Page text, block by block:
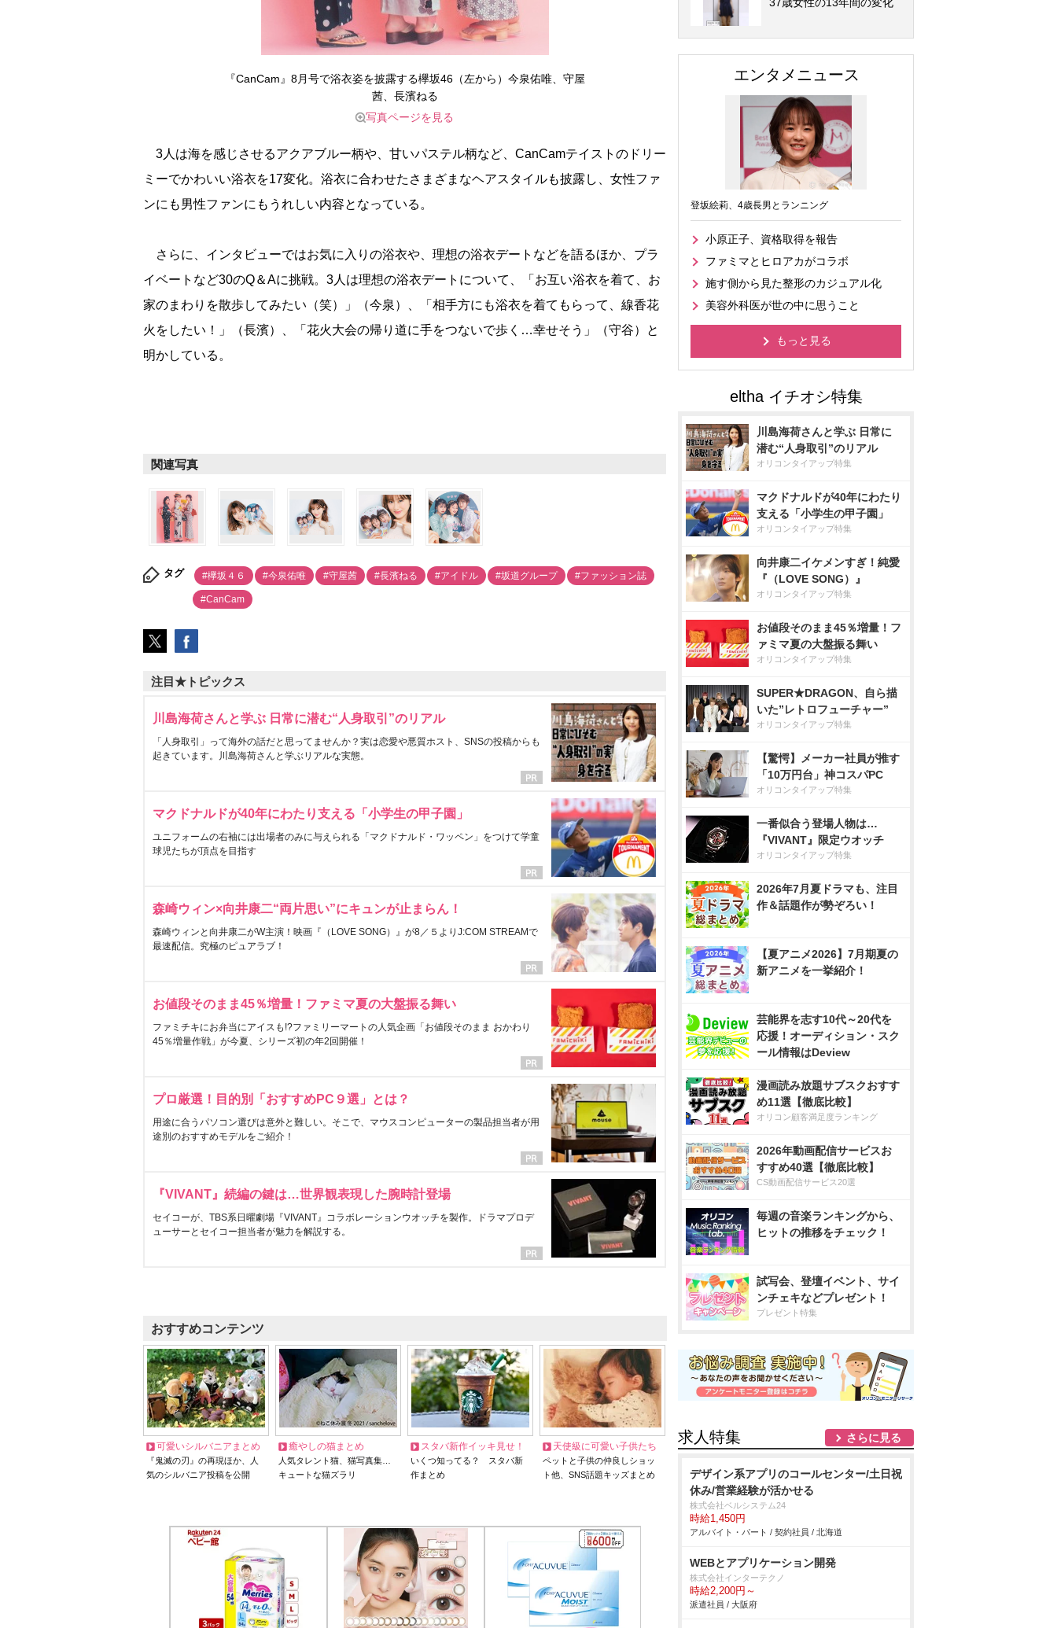
『CanCam』8月号で浴衣姿を披露する欅坂46（左から）今泉佑唯、守屋
茜、長濱ねる
写真ページを見る
3人は海を感じさせるアクアブルー柄や、甘いパステル柄など、CanCamテイストのドリー
ミーでかわいい浴衣を17変化。浴衣に合わせたさまざまなヘアスタイルも披露し、女性ファ
ンにも男性ファンにもうれしい内容となっている。
さらに、インタビューではお気に入りの浴衣や、理想の浴衣デートなどを語るほか、プラ
イベートなど30のQ＆Aに挑戦。3人は理想の浴衣デートについて、「お互い浴衣を着て、お
家のまわりを散歩してみたい（笑）」（今泉）、「相手方にも浴衣を着てもらって、線香花
火をしたい！」（長濱）、「花火大会の帰り道に手をつないで歩く…幸せそう」（守谷）と
明かしている。
関連写真
タグ #欅坂４６ #今泉佑唯 #守屋茜 #長濱ねる #アイドル #坂道グループ #ファッション誌
#CanCam
注目★トピックス
川島海荷さんと学ぶ 日常に潜む“人身取引”のリアル
「人身取引」って海外の話だと思ってませんか？実は恋愛や悪質ホスト、SNSの投稿からも
起きています。川島海荷さんと学ぶリアルな実態。
マクドナルドが40年にわたり支える「小学生の甲子園」
ユニフォームの右袖には出場者のみに与えられる「マクドナルド・ワッペン」をつけて学童
球児たちが頂点を目指す
森崎ウィン×向井康二“両片思い”にキュンが止まらん！
森崎ウィンと向井康二がW主演！映画『（LOVE SONG）』が8／５よりJ:COM STREAMで
最速配信。究極のピュアラブ！
お値段そのまま45％増量！ファミマ夏の大盤振る舞い
ファミチキにお弁当にアイスも!?ファミリーマートの人気企画「お値段そのまま おかわり
45％増量作戦」が今夏、シリーズ初の年2回開催！
プロ厳選！目的別「おすすめPC９選」とは？
用途に合うパソコン選びは意外と難しい。そこで、マウスコンピューターの製品担当者が用
途別のおすすめモデルをご紹介！
『VIVANT』続編の鍵は…世界観表現した腕時計登場
セイコーが、TBS系日曜劇場『VIVANT』コラボレーションウオッチを製作。ドラマプロデ
ューサーとセイコー担当者が魅力を解説する。
おすすめコンテンツ
可愛いシルバニアまとめ
『鬼滅の刃』の再現ほか、人
気のシルバニア投稿を公開
癒やしの猫まとめ
人気タレント猫、猫写真集…
キュートな猫ズラリ
スタバ新作イッキ見せ！
いくつ知ってる？ スタバ新
作まとめ
天使級に可愛い子供たち
ペットと子供の仲良しショッ
ト他、SNS話題キッズまとめ
エンタメニュース
登坂絵莉、4歳長男とランニング
小原正子、資格取得を報告
ファミマとヒロアカがコラボ
施す側から見た整形のカジュアル化
美容外科医が世の中に思うこと
もっと見る
川島海荷さんと学ぶ 日常に
潜む“人身取引”のリアル
オリコンタイアップ特集
マクドナルドが40年にわたり
支える「小学生の甲子園」
オリコンタイアップ特集
向井康二イケメンすぎ！純愛
『（LOVE SONG）』
オリコンタイアップ特集
お値段そのまま45％増量！フ
ァミマ夏の大盤振る舞い
オリコンタイアップ特集
SUPER★DRAGON、自ら描
いた”レトロフューチャー”
オリコンタイアップ特集
【驚愕】メーカー社員が推す
「10万円台」神コスパPC
オリコンタイアップ特集
一番似合う登場人物は…
『VIVANT』限定ウオッチ
オリコンタイアップ特集
2026年7月夏ドラマも、注目
作＆話題作が勢ぞろい！
【夏アニメ2026】7月期夏の
新アニメを一挙紹介！
芸能界を志す10代～20代を
応援！オーディション・スク
ール情報はDeview
漫画読み放題サブスクおすす
め11選【徹底比較】
オリコン顧客満足度ランキング
2026年動画配信サービスお
すすめ40選【徹底比較】
CS動画配信サービス20選
毎週の音楽ランキングから、
ヒットの推移をチェック！
試写会、登壇イベント、サイ
ンチェキなどプレゼント！
プレゼント特集
求人特集 さらに見る
デザイン系アプリのコールセンター/土日祝
休み/営業経験が活かせる
株式会社ベルシステム24
時給1,450円
アルバイト・パート / 契約社員 / 北海道
WEBとアプリケーション開発
株式会社インターテクノ
時給2,200円～
派遣社員 / 大阪府